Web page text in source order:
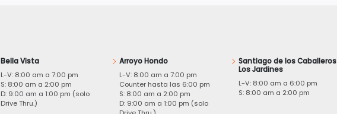
Bella Vista
L-V: 8:00 am a 7:00 pm
S: 8:00 am a 2:00 pm
D: 9:00 am a 1:00 pm (solo
Drive Thru.)
Arroyo Hondo
L-V: 8:00 am a 7:00 pm
Counter hasta las 6:00 pm
S: 8:00 am a 2:00 pm
D: 9:00 am a 1:00 pm (solo
Santiago de los
Los Jardines
L-V: 8:00 am a 6:00 pm
S: 8:00 am a 2:00 pm